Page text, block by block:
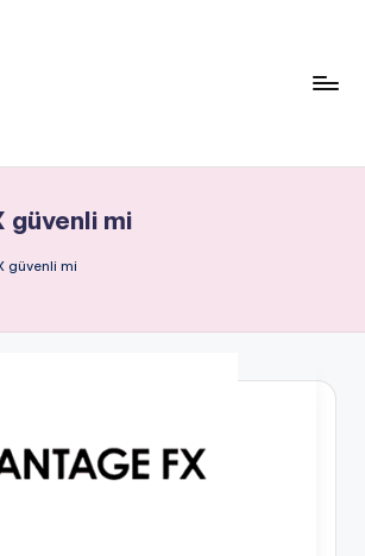
güvenli mi
güvenli mi